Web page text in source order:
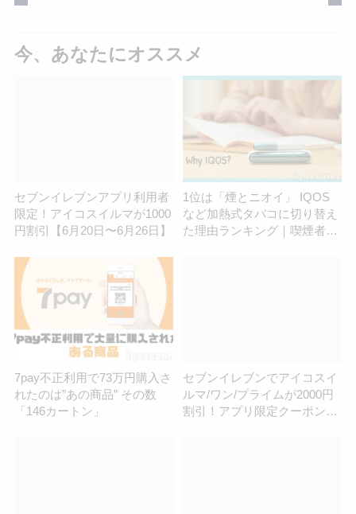
今、あなたにオススメ
セブンイレブンアプリ利用者
限定！アイコスイルマが1000
円割引【6月20日〜6月26日】
1位は「煙とニオイ」 IQOS
など加熱式タバコに切り替え
た理由ランキング｜喫煙者の
7pay不正利用で73万円購入さ
れたのは”あの商品” その数
「146カートン」
セブンイレブンでアイコスイ
ルマ/ワン/プライムが2000円
割引！アプリ限定クーポンが